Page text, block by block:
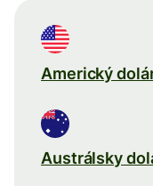
Americký
Austrálsky